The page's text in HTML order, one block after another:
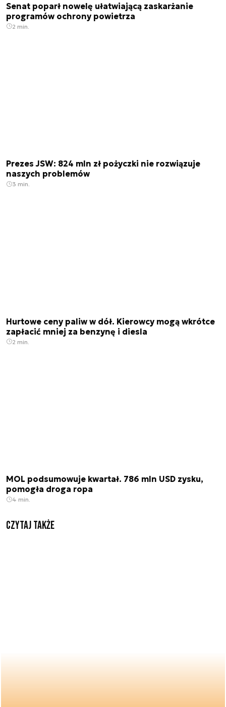
Senat poparł nowelę ułatwiającą zaskarżanie
programów ochrony powietrza
2 min.
Prezes JSW: 824 mln zł pożyczki nie rozwiązuje
naszych problemów
3 min.
Hurtowe ceny paliw w dół. Kierowcy mogą wkrótce
zapłacić mniej za benzynę i diesla
2 min.
MOL podsumowuje kwartał. 786 mln USD zysku,
pomogła droga ropa
4 min.
Czytaj także